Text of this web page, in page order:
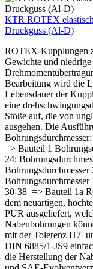
KTR ROTEX
Druckguss (Al-D)
ROTEX-Kupplungen
Gewichte und
Bearbeitung wird die
Lebensdauer der
eine
Stöße auf, die von
ausgehen. Die
=> Bauteil 1
24:
30-38 => Bauteil 1a
dem neuartigen,
PUR ausgeliefert,
Nabenbohrungen
mit der Tolerenz H7
DIN 6885/1-JS9
die Herstellung der